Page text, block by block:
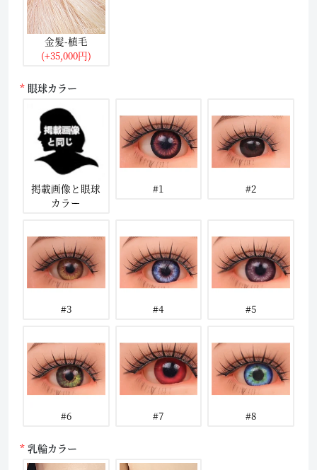
金髪-植毛
(+35,000円)
眼球カラー
掲載画像と眼球
カラー
#1 #2
#3 #4 #5
#6 #7 #8
乳輪カラー